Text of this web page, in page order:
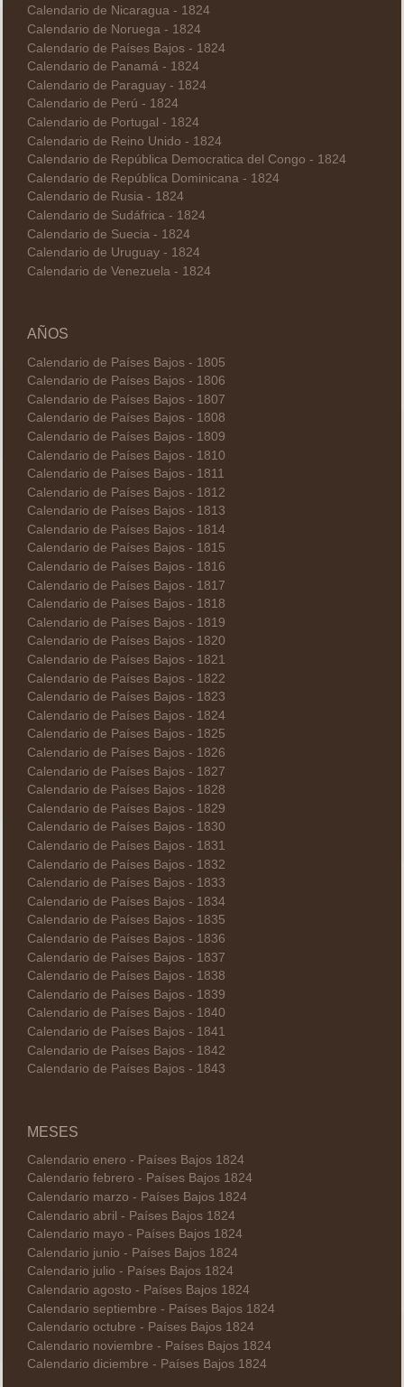
Calendario de Nicaragua - 1824
Calendario de Noruega - 1824
Calendario de Países Bajos - 1824
Calendario de Panamá - 1824
Calendario de Paraguay - 1824
Calendario de Perú - 1824
Calendario de Portugal - 1824
Calendario de Reino Unido - 1824
Calendario de República Democratica del Congo - 1824
Calendario de República Dominicana - 1824
Calendario de Rusia - 1824
Calendario de Sudáfrica - 1824
Calendario de Suecia - 1824
Calendario de Uruguay - 1824
Calendario de Venezuela - 1824
AÑOS
Calendario de Países Bajos - 1805
Calendario de Países Bajos - 1806
Calendario de Países Bajos - 1807
Calendario de Países Bajos - 1808
Calendario de Países Bajos - 1809
Calendario de Países Bajos - 1810
Calendario de Países Bajos - 1811
Calendario de Países Bajos - 1812
Calendario de Países Bajos - 1813
Calendario de Países Bajos - 1814
Calendario de Países Bajos - 1815
Calendario de Países Bajos - 1816
Calendario de Países Bajos - 1817
Calendario de Países Bajos - 1818
Calendario de Países Bajos - 1819
Calendario de Países Bajos - 1820
Calendario de Países Bajos - 1821
Calendario de Países Bajos - 1822
Calendario de Países Bajos - 1823
Calendario de Países Bajos - 1824
Calendario de Países Bajos - 1825
Calendario de Países Bajos - 1826
Calendario de Países Bajos - 1827
Calendario de Países Bajos - 1828
Calendario de Países Bajos - 1829
Calendario de Países Bajos - 1830
Calendario de Países Bajos - 1831
Calendario de Países Bajos - 1832
Calendario de Países Bajos - 1833
Calendario de Países Bajos - 1834
Calendario de Países Bajos - 1835
Calendario de Países Bajos - 1836
Calendario de Países Bajos - 1837
Calendario de Países Bajos - 1838
Calendario de Países Bajos - 1839
Calendario de Países Bajos - 1840
Calendario de Países Bajos - 1841
Calendario de Países Bajos - 1842
Calendario de Países Bajos - 1843
MESES
Calendario enero - Países Bajos 1824
Calendario febrero - Países Bajos 1824
Calendario marzo - Países Bajos 1824
Calendario abril - Países Bajos 1824
Calendario mayo - Países Bajos 1824
Calendario junio - Países Bajos 1824
Calendario julio - Países Bajos 1824
Calendario agosto - Países Bajos 1824
Calendario septiembre - Países Bajos 1824
Calendario octubre - Países Bajos 1824
Calendario noviembre - Países Bajos 1824
Calendario diciembre - Países Bajos 1824